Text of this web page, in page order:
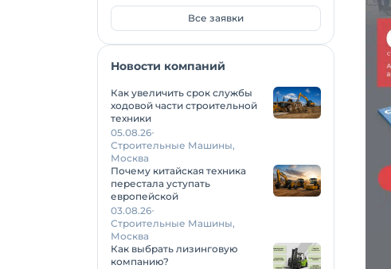
Все заявки
Новости компаний
Как увеличить срок службы
ходовой части строительной
техники
05.08.26
Строительные Машины,
Москва
Почему китайская техника
перестала уступать
европейской
03.08.26
Строительные Машины,
Москва
Как выбрать лизинговую
компанию?